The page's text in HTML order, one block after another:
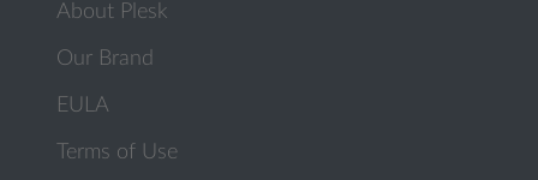
About Plesk
Our Brand
EULA
Terms of Use